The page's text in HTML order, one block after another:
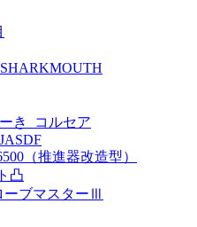
き_コルセア
（推進器改造型）
凸
ーブマスターⅢ